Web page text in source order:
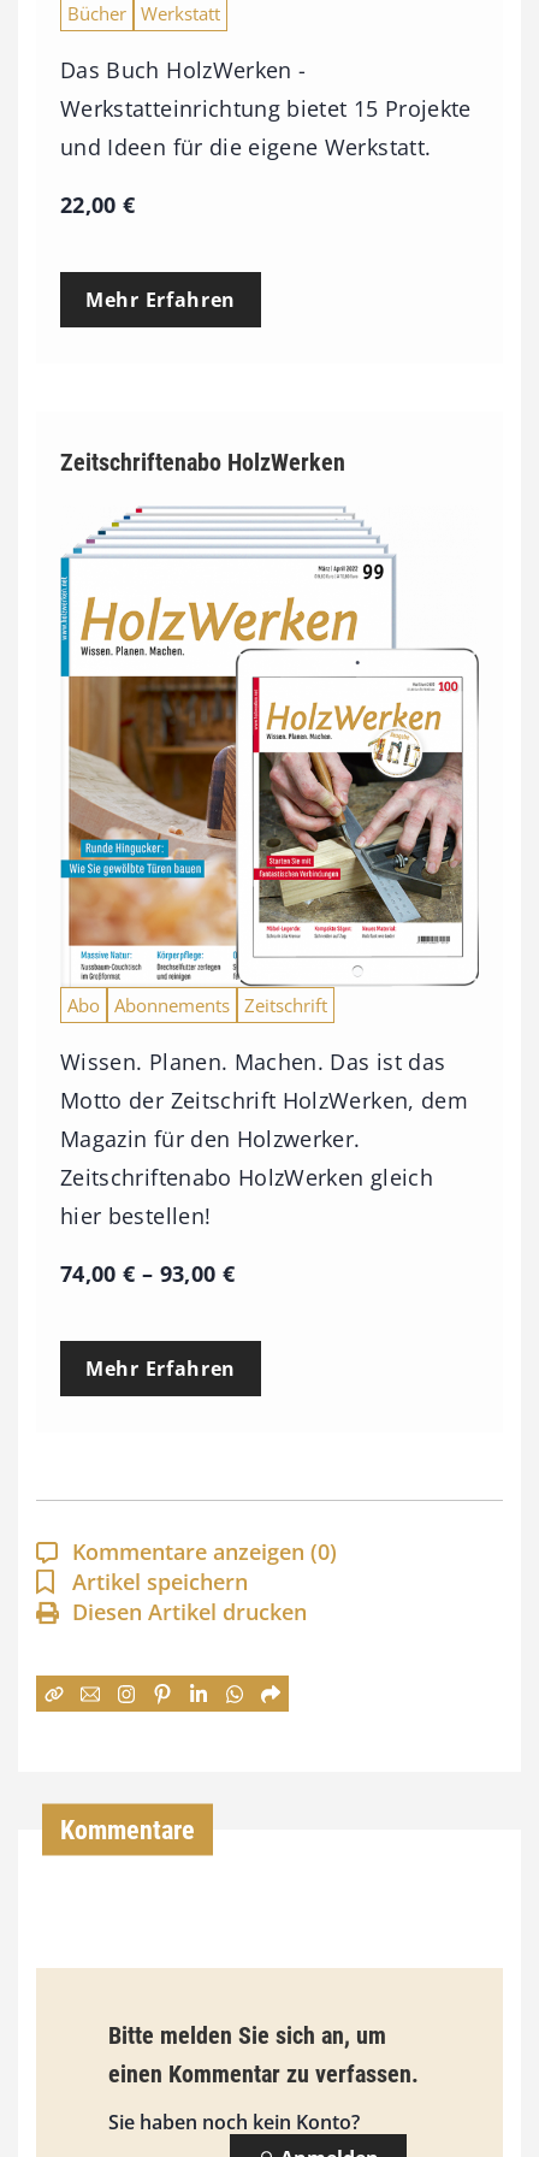
Bücher Werkstatt
Das Buch HolzWerken -
Werkstatteinrichtung bietet 15 Projekte
und Ideen für die eigene Werkstatt.
22,00€
Mehr Erfahren
Zeitschriftenabo HolzWerken
Abo Abonnements Zeitschrift
Wissen. Planen. Machen. Das ist das
Motto der Zeitschrift HolzWerken, dem
Magazin für den Holzwerker.
Zeitschriftenabo HolzWerken gleich
hier bestellen!
74,00€ – 93,00 €P
e
p
a
n
n
:
€
i
s
9
Mehr Erfahren
Kommentare anzeigen (0)
Artikel speichern
Diesen Artikel drucken
Kommentare
Bitte melden Sie sich an, um
einen Kommentar zu verfassen.
Sie haben noch kein Konto?